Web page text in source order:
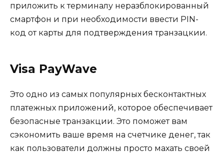
приложить к терминалу неразблокированный
смартфон и при необходимости ввести PIN-
код от карты для подтверждения транзацкии.
Visa PayWave
Это одно из самых популярных бесконтактных
платежных приложений, которое обеспечивает
безопасные транзакции. Это поможет вам
сэкономить ваше время на счетчике денег, так
как пользователи должны просто махать своей